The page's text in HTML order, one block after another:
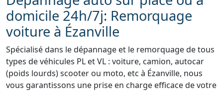
domicile 24h/7j: Remorquage
voiture à Ézanville
Spécialisé dans le dépannage et le remorquage de tous
types de véhicules PL et VL : voiture, camion, autocar
(poids lourds) scooter ou moto, etc à Ézanville, nous
vous garantissons une prise en charge efficace de votre